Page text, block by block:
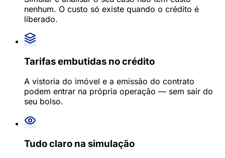
nenhum. O custo só existe quando o crédito é
liberado.
Tarifas embutidas no crédito
A vistoria do imóvel e a emissão do contrato
podem entrar na própria operação — sem sair do
seu bolso.
Tudo claro na simulação